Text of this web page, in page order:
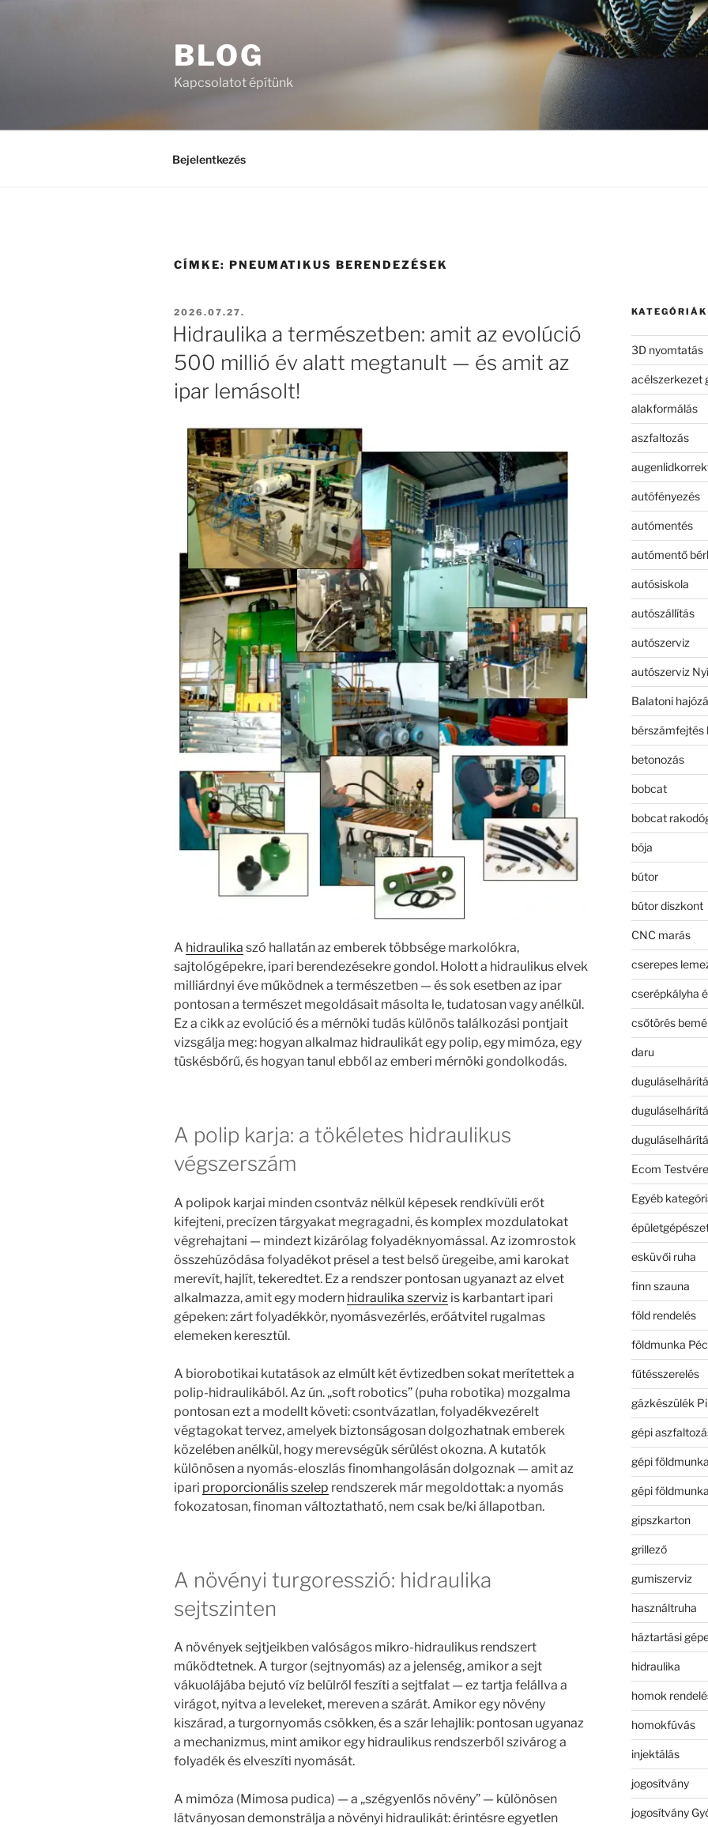
BLOG
Kapcsolatot építünk
Bejelentkezés
CÍMKE: PNEUMATIKUS BERENDEZÉSEK
BEKÜLDVE:
2026.07.27.
Hidraulika a természetben: amit az evolúció
500 millió év alatt megtanult — és amit az
ipar lemásolt!
A hidraulika szó hallatán az emberek többsége markolókra,
sajtológépekre, ipari berendezésekre gondol. Holott a hidraulikus elvek
milliárdnyi éve működnek a természetben — és sok esetben az ipar
pontosan a természet megoldásait másolta le, tudatosan vagy anélkül.
Ez a cikk az evolúció és a mérnöki tudás különös találkozási pontjait
vizsgálja meg: hogyan alkalmaz hidraulikát egy polip, egy mimóza, egy
tüskésbőrű, és hogyan tanul ebből az emberi mérnöki gondolkodás.
A polip karja: a tökéletes hidraulikus
végszerszám
A polipok karjai minden csontváz nélkül képesek rendkívüli erőt
kifejteni, precízen tárgyakat megragadni, és komplex mozdulatokat
végrehajtani — mindezt kizárólag folyadéknyomással. Az izomrostok
összehúzódása folyadékot présel a test belső üregeibe, ami karokat
merevít, hajlít, tekeredtet. Ez a rendszer pontosan ugyanazt az elvet
alkalmazza, amit egy modern hidraulika szerviz is karbantart ipari
gépeken: zárt folyadékkör, nyomásvezérlés, erőátvitel rugalmas
elemeken keresztül.
A biorobotikai kutatások az elmúlt két évtizedben sokat merítettek a
polip-hidraulikából. Az ún. „soft robotics” (puha robotika) mozgalma
pontosan ezt a modellt követi: csontvázatlan, folyadékvezérelt
végtagokat tervez, amelyek biztonságosan dolgozhatnak emberek
közelében anélkül, hogy merevségük sérülést okozna. A kutatók
különösen a nyomás-eloszlás finomhangolásán dolgoznak — amit az
ipari proporcionális szelep rendszerek már megoldottak: a nyomás
fokozatosan, finoman változtatható, nem csak be/ki állapotban.
A növényi turgoresszió: hidraulika
sejtszinten
A növények sejtjeikben valóságos mikro-hidraulikus rendszert
működtetnek. A turgor (sejtnyomás) az a jelenség, amikor a sejt
vákuolájába bejutó víz belülről feszíti a sejtfalat — ez tartja felállva a
virágot, nyitva a leveleket, mereven a szárát. Amikor egy növény
kiszárad, a turgornyomás csökken, és a szár lehajlik: pontosan ugyanaz
a mechanizmus, mint amikor egy hidraulikus rendszerből szivárog a
folyadék és elveszíti nyomását.
A mimóza (Mimosa pudica) — a „szégyenlős növény” — különösen
látványosan demonstrálja a növényi hidraulikát: érintésre egyetlen
KATEGÓRIÁK
3D nyomtatás
acélszerkezet
alakformálás
aszfaltozás
autófényezés
autómentés
autómentő
autósiskola
autószállítás
autószerviz
autószerviz
Balatoni
bérszámfejtés
betonozás
bobcat
bobcat
bója
bútor
bútor diszkont
CNC marás
cserepes
cserépkályha
csőtörés
daru
Ecom
Egyéb
esküvői ruha
finn szauna
föld rendelés
földmunka
fűtésszerelés
gázkészülék
gépi
gépi földmunka
gépi
gipszkarton
grillező
gumiszerviz
használtruha
háztartási
hidraulika
homok
homokfúvás
injektálás
jogosítvány
jogosítvány